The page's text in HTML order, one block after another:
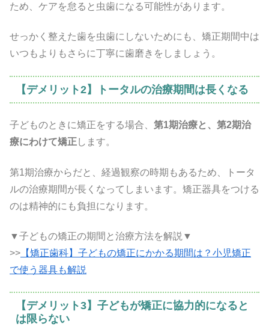
ため、ケアを怠ると虫歯になる可能性があります。
せっかく整えた歯を虫歯にしないためにも、矯正期間中は
いつもよりもさらに丁寧に歯磨きをしましょう。
【デメリット2】トータルの治療期間は長くなる
子どものときに矯正をする場合、 第1期治療と、第2期治
療にわけて矯正します。
第1期治療からだと、経過観察の時期もあるため、トータ
ルの治療期間が長くなってしまいます。矯正器具をつける
のは精神的にも負担になります。
▼子どもの矯正の期間と治療方法を解説▼
>> 【矯正歯科】子どもの矯正にかかる期間は？小児矯正
で使う器具も解説
【デメリット3】子どもが矯正に協力的になると
は限らない